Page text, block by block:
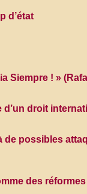
d’état
Siempre ! »
droit
de possibles
des